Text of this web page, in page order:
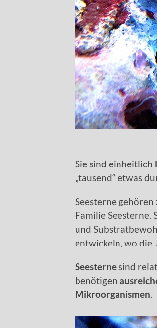
Sie sind einheitlich
„tausend“ etwas
Seesterne gehören
Familie Seesterne.
und
entwickeln, wo die
Seesternesind
benötigen
Mikroorganismen.